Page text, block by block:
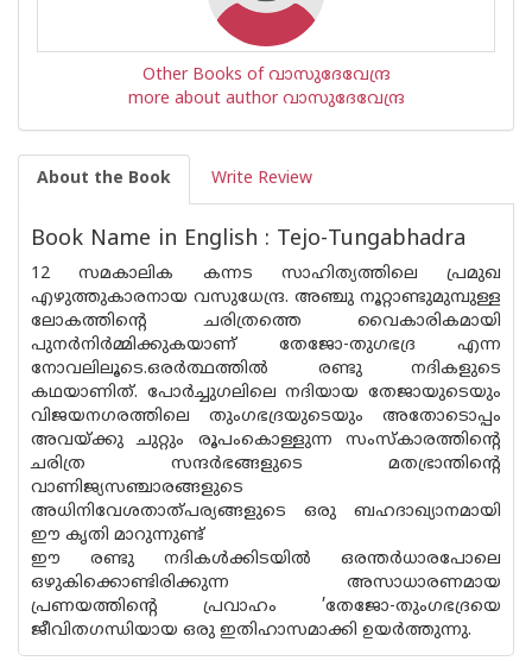
Other Books of വാസുദേവേന്ദ്ര
more about author വാസുദേവേന്ദ്ര
About the Book Write Review
Book Name in English : Tejo-Tungabhadra
12 സമകാലിക കന്നട സാഹിത്യത്തിലെ പ്രമുഖ
എഴുത്തുകാരനായ വസുധേന്ദ്ര. അഞ്ചു നൂറ്റാണ്ടുമുമ്പുള്ള
ലോകത്തിന്റെ ചരിത്രത്തെ വൈകാരികമായി
പുനർനിർമ്മിക്കുകയാണ് തേജോ-തുഗഭദ്ര എന്ന
നോവലിലൂടെ.ഒരർത്ഥത്തിൽ രണ്ടു നദികളുടെ
കഥയാണിത്. പോർച്ചുഗലിലെ നദിയായ തേജായുടെയും
വിജയനഗരത്തിലെ തുംഗഭദ്രയുടെയും അതോടൊപ്പം
അവയ്ക്കു ചുറ്റും രൂപംകൊള്ളുന്ന സംസ്‌കാരത്തിന്റെ
ചരിത്ര സന്ദർഭങ്ങളുടെ മതഭ്രാന്തിൻ്റെ
വാണിജ്യസഞ്ചാരങ്ങളുടെ
അധിനിവേശതാത്‌പര്യങ്ങളുടെ ഒരു ബഹദാഖ്യാനമായി
ഈ കൃതി മാറുന്നുണ്ട്
ഈ രണ്ടു നദികൾക്കിടയിൽ ഒരന്തർധാരപോലെ
ഒഴുകിക്കൊണ്ടിരിക്കുന്ന അസാധാരണമായ
പ്രണയത്തിൻ്റെ പ്രവാഹം ’തേജോ-തുംഗഭദ്രയെ
ജീവിതഗന്ധിയായ ഒരു ഇതിഹാസമാക്കി ഉയർത്തുന്നു.